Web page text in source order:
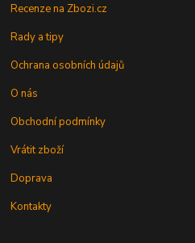
Recenze na Zbozi.cz
Rady a tipy
Ochrana osobních údajů
O nás
Obchodní podmínky
Vrátit zboží
Doprava
Kontakty